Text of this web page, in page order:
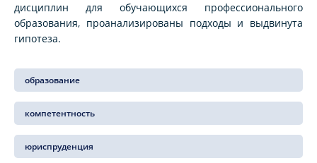
дисциплин для обучающихся профессионального
образования, проанализированы подходы и выдвинута
гипотеза.
образование
компетентность
юриспруденция